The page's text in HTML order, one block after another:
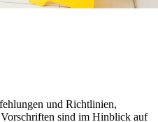
und Richtlinien,
sind im Hinblick auf